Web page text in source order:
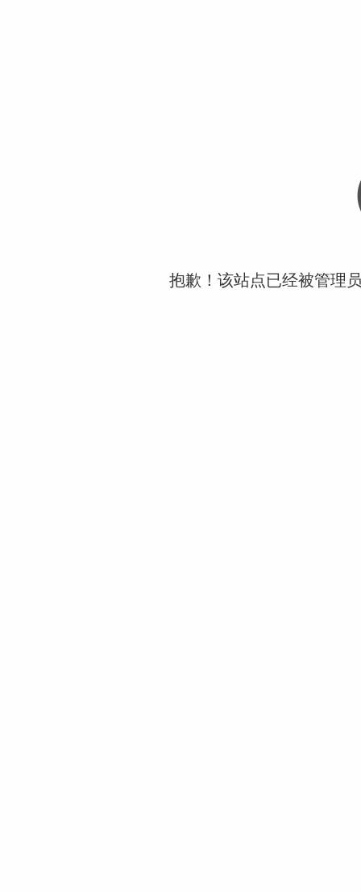
抱歉！该站点已经被管理